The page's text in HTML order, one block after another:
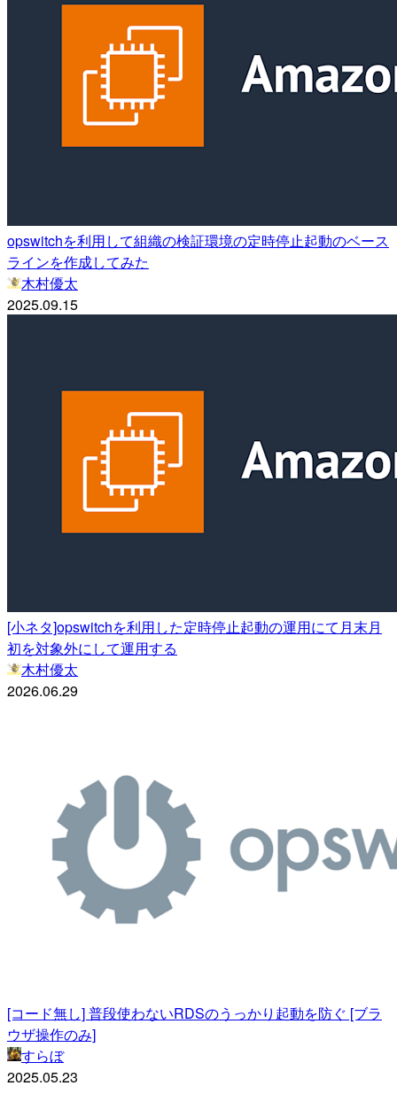
opswitchを利用して組織の検証環境の定時停止起動のベース
ラインを作成してみた
木村優太
2025.09.15
[小ネタ]opswitchを利用した定時停止起動の運用にて月末月
初を対象外にして運用する
木村優太
2026.06.29
[コード無し] 普段使わないRDSのうっかり起動を防ぐ [ブラ
ウザ操作のみ]
すらぼ
2025.05.23